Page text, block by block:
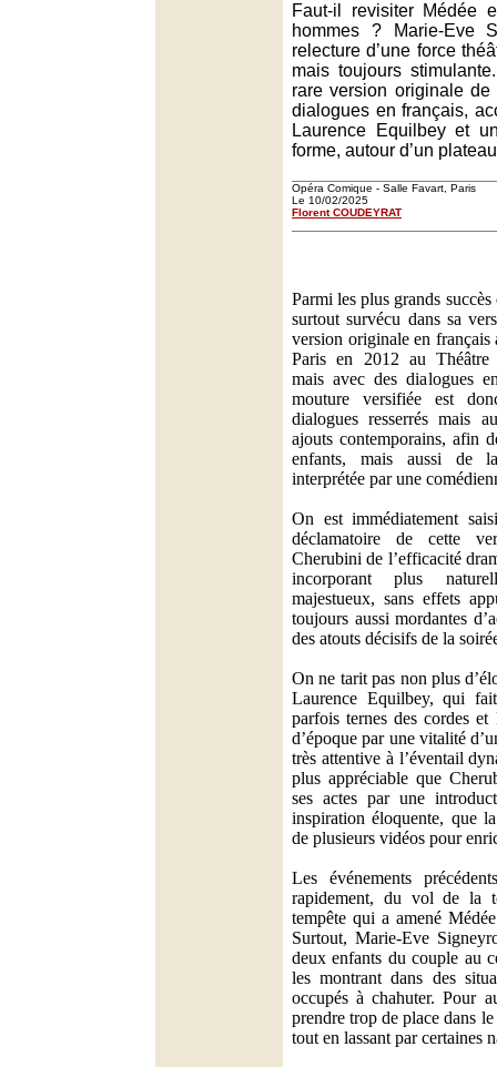
Faut-il revisiter Médée
hommes ? Marie-Eve
relecture d’une force
mais toujours
rare version originale de
dialogues en français,
Laurence Equilbey et
forme, autour d’un
Opéra Comique - Salle Favart, Paris
Le 10/02/2025
Florent COUDEYRAT
Parmi les plus grands
surtout survécu dans sa
version originale en français
Paris en 2012 au Théâtre
mais avec des dialogues
mouture versifiée est
dialogues resserrés mais
ajouts contemporains, afin
enfants, mais aussi de
interprétée par une
On est immédiatement
déclamatoire de cette
Cherubini de l’efficacité
incorporant plus
majestueux, sans effets
toujours aussi mordantes
des atouts décisifs de la
On ne tarit pas non plus
Laurence Equilbey, qui
parfois ternes des cordes
d’époque par une vitalité
très attentive à l’éventail
plus appréciable que
ses actes par une
inspiration éloquente, que
de plusieurs vidéos pour
Les événements
rapidement, du vol de la
tempête qui a amené
Surtout, Marie-Eve
deux enfants du couple au
les montrant dans des
occupés à chahuter. Pour
prendre trop de place dans
tout en lassant par certaines